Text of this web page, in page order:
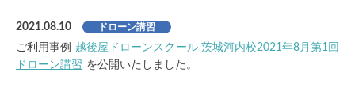
2021.08.10 ドローン講習
ご利用事例
越後屋ドローンスクール 茨城河内校2021年8月第1回
ドローン講習 を公開いたしました。